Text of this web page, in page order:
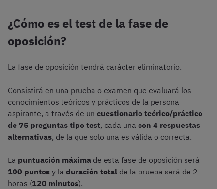
¿Cómo es el test de la fase de
oposición?
La fase de oposición tendrá carácter eliminatorio.
Consistirá en una prueba o examen que evaluará los
conocimientos teóricos y prácticos de la persona
aspirante, a través de un cuestionario teórico/práctico
de 75 preguntas tipo test, cada una con 4 respuestas
alternativas, de la que solo una es válida o correcta.
La puntuación máxima de esta fase de oposición será
100 puntos y la duración total de la prueba será de 2
horas (120 minutos).